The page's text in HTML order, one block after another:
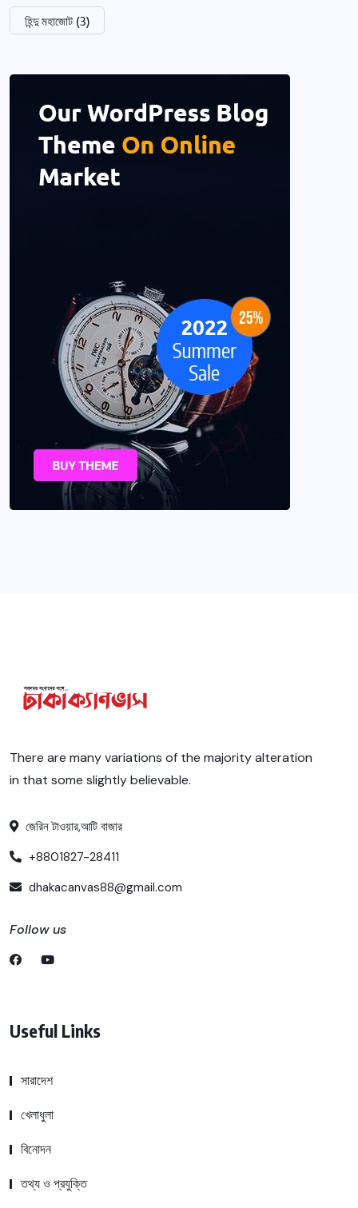
হিন্দু মহাজোট (3)
There are many variations of the majority alteration
in that some slightly believable.
জেরিন টাওয়ার,আটি বাজার
+8801827-28411
dhakacanvas88@gmail.com
Follow us
Useful Links
সারাদেশ
খেলাধুলা
বিনোদন
তথ্য ও প্রযুক্তি